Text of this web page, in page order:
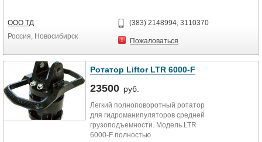
открытием челюстей, мм 1750 мм
Ширина захвата с минимальным
открытием челюстей, мм 310 мм
Высота захвата с закрытыми
Производитель Южная Корея
Комплектация поставки:
1. Бревнозахват c гидравлическим
вращением — 1 шт
ООО ТД
Россия, Новосибирск
(383) 2148994, 3110370
Пожаловаться
Ротатор Liftor LTR 6000-F
23500 руб.
Легкий полноповоротный ротатор
для гидроманипуляторов средней
грузоподъемности. Модель LTR
6000-F полностью